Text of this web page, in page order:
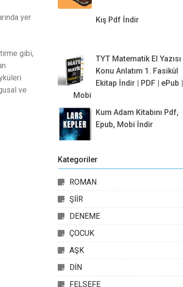
yer
gibi,
ve
Kış Pdf İndir
TYT Matematik El Yazısı
Konu Anlatım 1. Fasikül
Ekitap İndir | PDF | ePub |
Mobi
Kum Adam Kitabını Pdf,
Epub, Mobi İndir
Kategoriler
ROMAN
ŞİİR
DENEME
ÇOCUK
AŞK
DİN
FELSEFE